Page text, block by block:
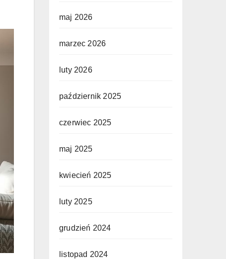
maj 2026
marzec 2026
luty 2026
październik 2025
czerwiec 2025
maj 2025
kwiecień 2025
luty 2025
grudzień 2024
listopad 2024